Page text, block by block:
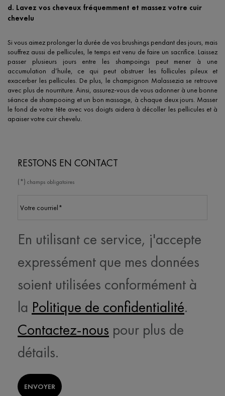
d. Lavez vos cheveux fréquemment et massez votre cuir
chevelu
Si vous aimez prolonger la durée de vos brushings pendant des jours, mais
souffrez aussi de pellicules, le temps est venu de faire un sacrifice. Laissez
passer plusieurs jours entre les shampoings peut mener à une
accumulation d’huile, ce qui peut obstruer les follicules pileux et
exacerber les pellicules. De plus, le champignon Malassezia se retrouve
avec plus de nourriture. Ainsi, assurez-vous de vous adonner à une bonne
séance de shampooing et un bon massage, à chaque deux jours. Masser
le fond de votre tête avec vos doigts aidera à décoller les pellicules et à
apaiser votre cuir chevelu.
RESTONS EN CONTACT
(*) champs obligatoires
Votre courriel*
En utilisant ce service, j'accepte
expressément que mes données
soient utilisées conformément à
la Politique de confidentialité.
Contactez-nous pour plus de
détails.
ENVOYER